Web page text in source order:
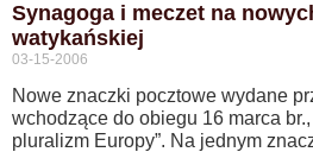
Synagoga i meczet na
watykańskiej
03-15-2006
Nowe znaczki pocztowe wydane
wchodzące do obiegu 16 marca
pluralizm Europy”. Na jednym